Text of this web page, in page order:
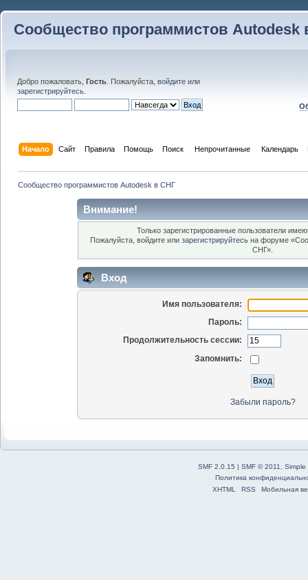
Сообщество программистов Autodesk
Добро пожаловать, Гость . Пожалуйста, войдите или
зарегистрируйтесь
Начало Сайт Правила Помощь Поиск Непрочитанные Календарь
Сообщество программистов Autodesk в СНГ
Внимание!
Только зарегистрированные пользователи
Пожалуйста, войдите или зарегистрируйтесь на форуме
СНГ».
Вход
Имя пользователя:
Пароль:
Продолжительность сессии:
Запомнить:
Забыли пароль?
SMF 2.0.15 | SMF © 2011
Simple
Политика
XHTML
RSS Мобильная